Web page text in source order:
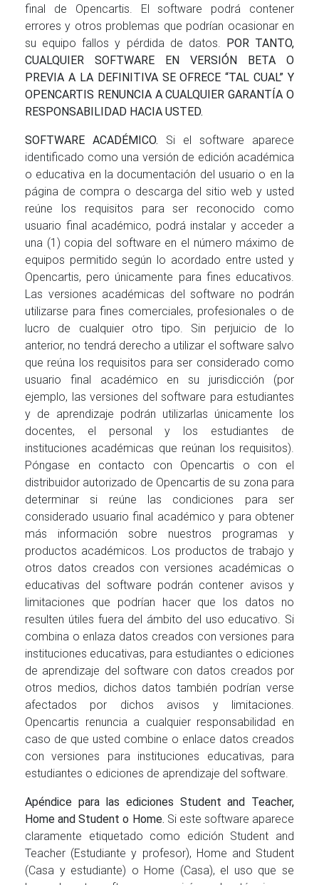
final de Opencartis. El software podrá contener
errores y otros problemas que podrían ocasionar en
su equipo fallos y pérdida de datos.
POR TANTO,
CUALQUIER SOFTWARE EN VERSIÓN BETA O
PREVIA A LA DEFINITIVA SE OFRECE “TAL CUAL” Y
OPENCARTIS RENUNCIA A CUALQUIER GARANTÍA O
RESPONSABILIDAD HACIA USTED.
SOFTWARE ACADÉMICO. Si el software aparece
identificado como una versión de edición académica
o educativa en la documentación del usuario o en la
página de compra o descarga del sitio web y usted
reúne los requisitos para ser reconocido como
usuario final académico, podrá instalar y acceder a
una (1) copia del software en el número máximo de
equipos permitido según lo acordado entre usted y
Opencartis, pero únicamente para fines educativos.
Las versiones académicas del software no podrán
utilizarse para fines comerciales, profesionales o de
lucro de cualquier otro tipo. Sin perjuicio de lo
anterior, no tendrá derecho a utilizar el software salvo
que reúna los requisitos para ser considerado como
usuario final académico en su jurisdicción (por
ejemplo, las versiones del software para estudiantes
y de aprendizaje podrán utilizarlas únicamente los
docentes, el personal y los estudiantes de
instituciones académicas que reúnan los requisitos).
Póngase en contacto con Opencartis o con el
distribuidor autorizado de Opencartis de su zona para
determinar si reúne las condiciones para ser
considerado usuario final académico y para obtener
más información sobre nuestros programas y
productos académicos. Los productos de trabajo y
otros datos creados con versiones académicas o
educativas del software podrán contener avisos y
limitaciones que podrían hacer que los datos no
resulten útiles fuera del ámbito del uso educativo. Si
combina o enlaza datos creados con versiones para
instituciones educativas, para estudiantes o ediciones
de aprendizaje del software con datos creados por
otros medios, dichos datos también podrían verse
afectados por dichos avisos y limitaciones.
Opencartis renuncia a cualquier responsabilidad en
caso de que usted combine o enlace datos creados
con versiones para instituciones educativas, para
estudiantes o ediciones de aprendizaje del software.
Apéndice para las ediciones Student and Teacher,
Home and Student o Home. Si este software aparece
claramente etiquetado como edición Student and
Teacher (Estudiante y profesor), Home and Student
(Casa y estudiante) o Home (Casa), el uso que se